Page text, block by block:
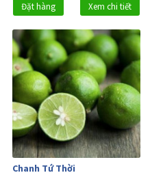
Đặt hàng Xem chi tiết
Chanh Tứ Thời